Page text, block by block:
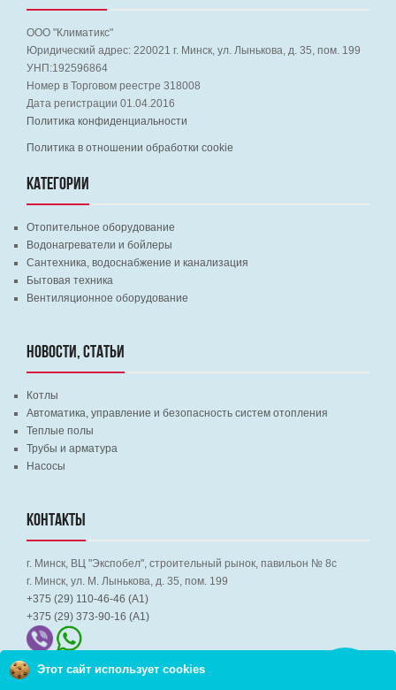
ООО "Климатикс"
Юридический адрес: 220021 г. Минск, ул. Лынькова, д. 35, пом. 199
УНП:192596864
Номер в Торговом реестре 318008
Дата регистрации 01.04.2016
Политика конфиденциальности
Политика в отношении обработки cookie
КАТЕГОРИИ
Отопительное оборудование
Водонагреватели и бойлеры
Сантехника, водоснабжение и канализация
Бытовая техника
Вентиляционное оборудование
НОВОСТИ, СТАТЬИ
Котлы
Автоматика, управление и безопасность систем отопления
Теплые полы
Трубы и арматура
Насосы
КОНТАКТЫ
г. Минск, ВЦ "Экспобел", строительный рынок, павильон № 8c
г. Минск, ул. М. Лынькова, д. 35, пом. 199
+375 (29) 110-46-46 (А1)
+375 (29) 373-90-16 (A1)
Этот сайт использует cookies